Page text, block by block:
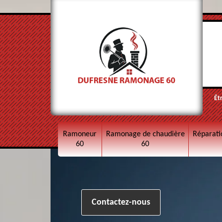
Ramoneur
60
Ramonage de chaudière
60
Contactez-nous